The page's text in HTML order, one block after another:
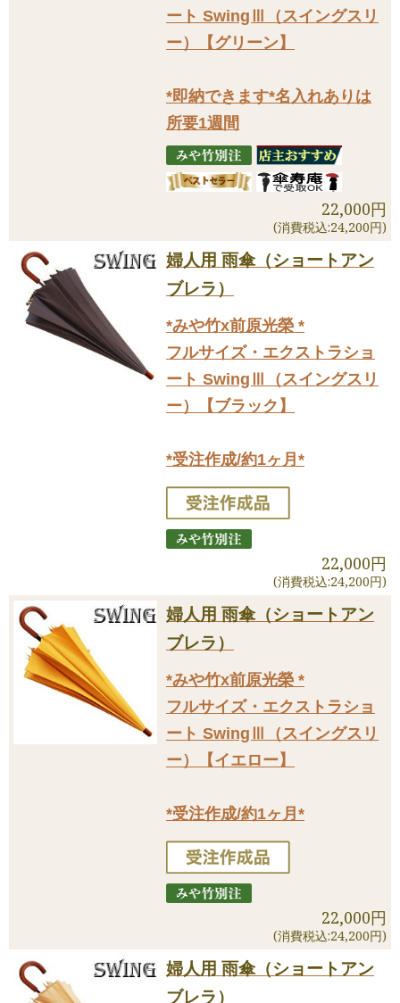
ート SwingⅢ（スイングスリ
ー）【グリーン】
*即納できます*名入れありは
所要1週間
22,000円
(消費税込:24,200円)
婦人用 雨傘（ショートアン
ブレラ）
*みや竹x前原光榮 *
フルサイズ・エクストラショ
ート SwingⅢ（スイングスリ
ー）【ブラック】
*受注作成/約1ヶ月*
22,000円
(消費税込:24,200円)
婦人用 雨傘（ショートアン
ブレラ）
*みや竹x前原光榮 *
フルサイズ・エクストラショ
ート SwingⅢ（スイングスリ
ー）【イエロー】
*受注作成/約1ヶ月*
22,000円
(消費税込:24,200円)
婦人用 雨傘（ショートアン
ブレラ）